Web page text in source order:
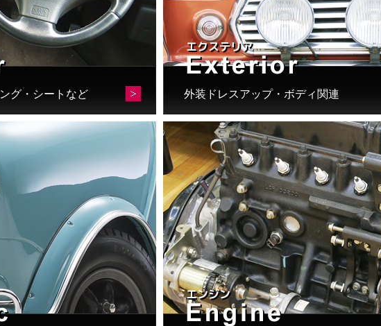
選
択
で
き
す
グ・シートなど 外装ドレスアップ・ボディ関連